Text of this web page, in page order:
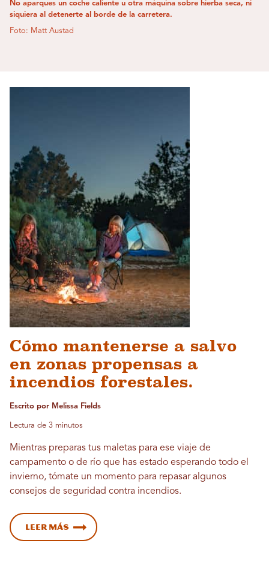
No aparques un coche caliente u otra máquina sobre hierba seca, ni
siquiera al detenerte al borde de la carretera.
Foto: Matt Austad
Cómo mantenerse a salvo
en zonas propensas a
incendios forestales.
Escrito por Melissa Fields
Lectura de 3 minutos
Mientras preparas tus maletas para ese viaje de
campamento o de río que has estado esperando todo el
invierno, tómate un momento para repasar algunos
consejos de seguridad contra incendios.
Leer más